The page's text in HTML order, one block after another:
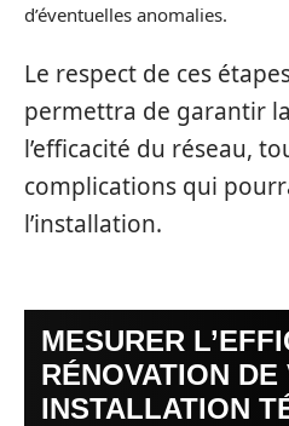
d’éventuelles anomalies.
Le respect de ces
permettra de garantir
l’efficacité du réseau,
complications qui
l’installation.
MESURER
RÉNOVATION DE
INSTALLATION